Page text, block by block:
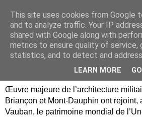
Briançon, Mont-
Vauban Unesco
Œuvre majeure de l’architecture
Briançon et Mont-Dauphin ont rejoint,
Vauban, le patrimoine mondial de
This site uses cookies from Google
and to analyze traffic. Your IP
shared with Google along with
metrics to ensure quality of service,
statistics, and to detect and
LEARN MORE